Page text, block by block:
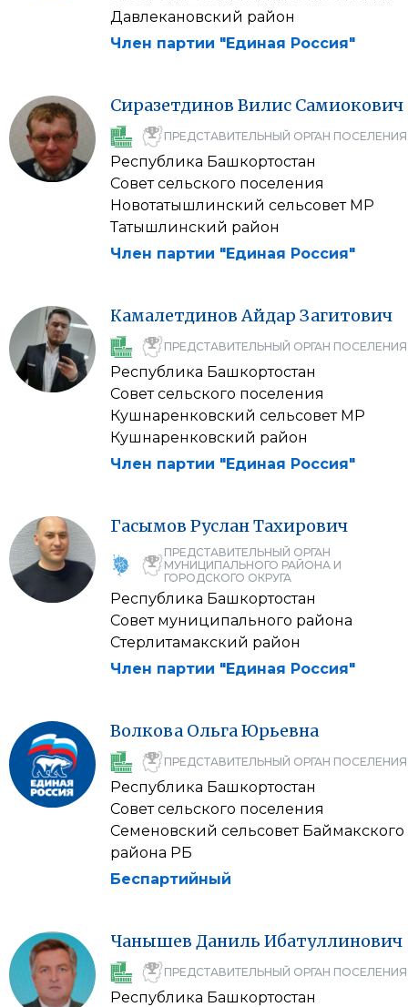
Давлекановский район
Член партии "Единая Россия"
Сиразетдинов Вилис Самиокович
ПРЕДСТАВИТЕЛЬНЫЙ ОРГАН ПОСЕЛЕНИЯ
Республика Башкортостан
Совет сельского поселения
Новотатышлинский сельсовет МР
Татышлинский район
Член партии "Единая Россия"
Камалетдинов Айдар Загитович
ПРЕДСТАВИТЕЛЬНЫЙ ОРГАН ПОСЕЛЕНИЯ
Республика Башкортостан
Совет сельского поселения
Кушнаренковский сельсовет МР
Кушнаренковский район
Член партии "Единая Россия"
Гасымов РусланТахирович
ПРЕДСТАВИТЕЛЬНЫЙ ОРГАН
МУНИЦИПАЛЬНОГО РАЙОНА И
ГОРОДСКОГО ОКРУГА
Республика Башкортостан
Совет муниципального района
Стерлитамакский район
Член партии "Единая Россия"
Волкова ОльгаЮрьевна
ПРЕДСТАВИТЕЛЬНЫЙ ОРГАН ПОСЕЛЕНИЯ
Республика Башкортостан
Совет сельского поселения
Семеновский сельсовет Баймакского
района РБ
Беспартийный
Чанышев Даниль Ибатуллинович
ПРЕДСТАВИТЕЛЬНЫЙ ОРГАН ПОСЕЛЕНИЯ
Республика Башкортостан